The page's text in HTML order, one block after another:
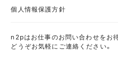
個人情報保護方針
n2pはお仕事のお問い合わせをお
どうぞお気軽にご連絡ください。